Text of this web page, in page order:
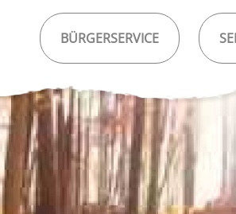
BÜRGERSERVICE